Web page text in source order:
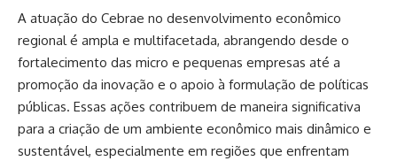
A atuação do Cebrae no desenvolvimento econômico
regional é ampla e multifacetada, abrangendo desde o
fortalecimento das micro e pequenas empresas até a
promoção da inovação e o apoio à formulação de políticas
públicas. Essas ações contribuem de maneira significativa
para a criação de um ambiente econômico mais dinâmico e
sustentável, especialmente em regiões que enfrentam